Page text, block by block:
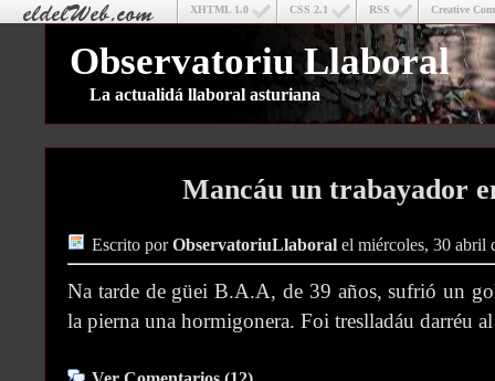
Creative
RSS
CSS 2.1
XHTML 1.0
Observatoriu Llaboral
La actualidá llaboral asturiana
Mancáu un trabayador
Escrito porObservatoriuLlaboral el miércoles, 30 abril
Na tarde de güei B.A.A, de 39 años, sufrió un
la pierna una hormigonera. Foi treslladáu darréu